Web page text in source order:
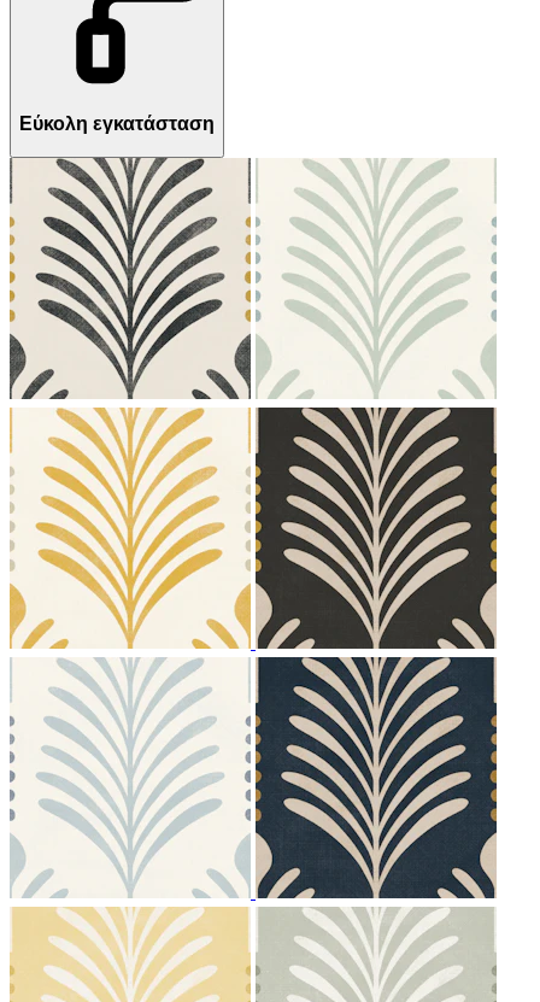
Εύκολη εγκατάσταση